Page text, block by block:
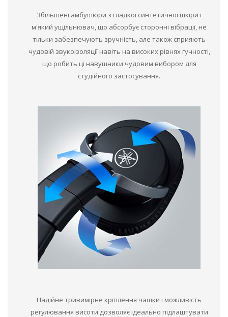
Збільшені амбушюри з гладкої синтетичної шкіри і
м'який ущільнювач, що абсорбує сторонні вібрації, не
тільки забезпечують зручність, але також сприяють
чудовій звукоізоляції навіть на високих рівнях гучності,
що робить ці навушники чудовим вибором для
студійного застосування.
Надійне тривимірне кріплення чашки і можливість
регулювання висоти дозволяє ідеально підлаштувати